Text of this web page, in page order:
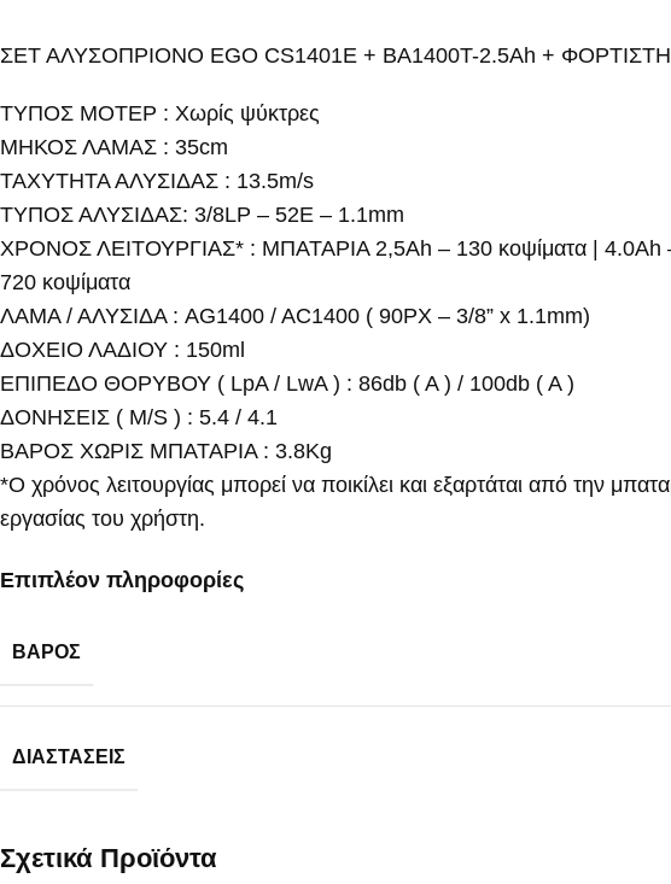
ΣΕΤ ΑΛΥΣΟΠΡΙΟΝΟ EGO CS1401E + BA1400T-2.5Ah +
ΤΥΠΟΣ ΜΟΤΕΡ : Χωρίς ψύκτρες
ΜΗΚΟΣ ΛΑΜΑΣ : 35cm
ΤΑΧΥΤΗΤΑ ΑΛΥΣΙΔΑΣ : 13.5m/s
ΤΥΠΟΣ ΑΛΥΣΙΔΑΣ: 3/8LP – 52E – 1.1mm
ΧΡΟΝΟΣ ΛΕΙΤΟΥΡΓΙΑΣ* : ΜΠΑΤΑΡΙΑ 2,5Ah – 130 κοψίματα | 4.0Ah –
720 κοψίματα
ΛΑΜΑ / ΑΛΥΣΙΔΑ : AG1400 / AC1400 ( 90PX – 3/8” x 1.1mm)
ΔΟΧΕΙΟ ΛΑΔΙΟΥ : 150ml
ΕΠΙΠΕΔΟ ΘΟΡΥΒΟΥ ( LpA / LwA ) : 86db ( A ) / 100db ( A )
ΔΟΝΗΣΕΙΣ ( M/S ) : 5.4 / 4.1
ΒΑΡΟΣ ΧΩΡΙΣ ΜΠΑΤΑΡΙΑ : 3.8Kg
*Ο χρόνος λειτουργίας μπορεί να ποικίλει και εξαρτάται από την
εργασίας του χρήστη.
Επιπλέον πληροφορίες
ΒΆΡΟΣ
ΔΙΑΣΤΆΣΕΙΣ
Σχετικά Προϊόντα